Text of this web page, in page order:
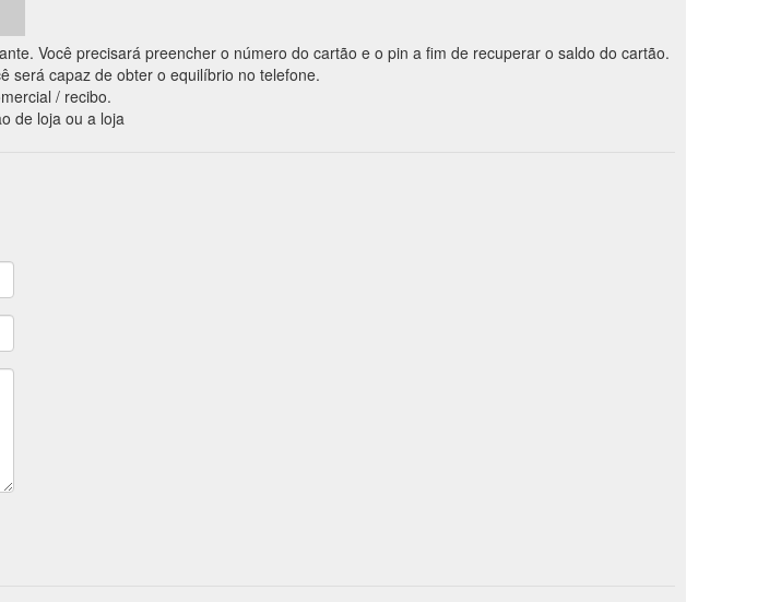
Você precisará preencher o número do cartão e o pin a fim de recuperar o saldo do cartão.
será capaz de obter o equilíbrio no telefone.
/ recibo.
de loja ou a loja